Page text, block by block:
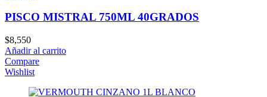
PISCO MISTRAL 750ML 40GRADOS
$8,550
Añadir al carrito
Compare
Wishlist